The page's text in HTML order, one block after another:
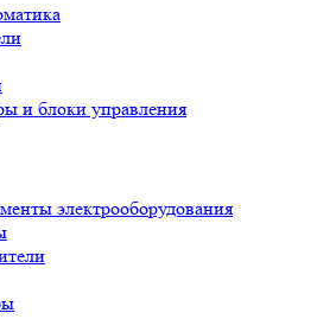
и блоки управления
электрооборудования